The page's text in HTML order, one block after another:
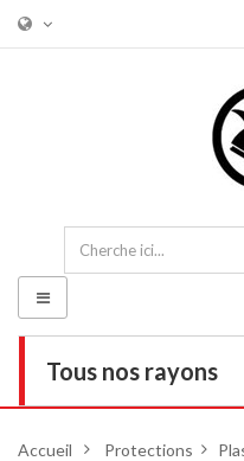
Tous nos rayons
Basculer
la
navigation
Accueil > Protections >